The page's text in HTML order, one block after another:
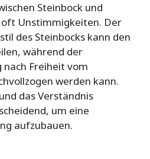
Steinbock und
Unstimmigkeiten. Der
des Steinbocks kann den
während der
nach Freiheit vom
werden kann.
das Verständnis
um eine
aufzubauen.